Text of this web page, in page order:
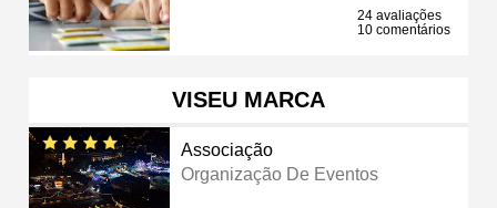
24 avaliações
10 comentários
VISEU MARCA
Associação
Organização De Eventos